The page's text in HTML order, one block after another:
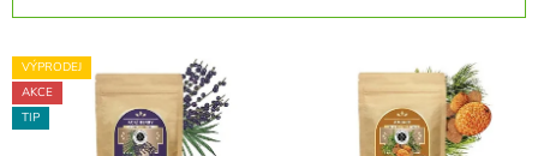
z
e
n
í
V
ý
p
VÝPRODEJ
AKCE
TIP